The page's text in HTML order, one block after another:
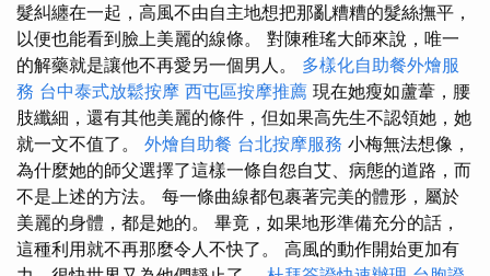
髮糾纏在一起，高風不由自主地想把那亂糟糟的髮絲撫平，
以便也能看到臉上美麗的線條。 對陳稚瑤大師來說，唯一
的解藥就是讓他不再愛另一個男人。 多樣化自助餐外燴服
務 台中泰式放鬆按摩 西屯區按摩推薦 現在她瘦如蘆葦，腰
肢纖細，還有其他美麗的條件，但如果高先生不認領她，她
就一文不值了。 外燴自助餐 台北按摩服務 小梅無法想像，
為什麼她的​​師父選擇了這樣一條自怨自艾、病態的道路，而
不是上述的方法。 每一條曲線都包裹著完美的體形，屬於
美麗的身體，都是她的。 畢竟，如果地形準備充分的話，
這種利用就不再那麼令人不快了。 高風的動作開始更加有